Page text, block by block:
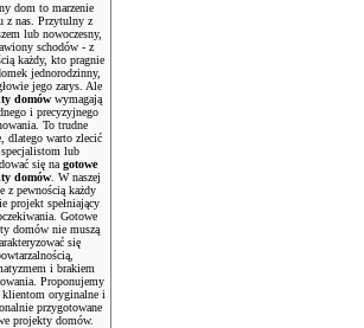
dom to marzenie
z nas. Przytulny z
lub nowoczesny,
schodów - z
każdy, kto pragnie
jednorodzinny,
jego zarys. Ale
domówwymagają
i precyzyjnego
To trudne
dlatego warto zlecić
lub
się na gotowe
domów . W naszej
z pewnością każdy
projekt spełniający
Gotowe
domów nie muszą
się
i brakiem
Proponujemy
klientom oryginalne i
przygotowane
projekty domów.